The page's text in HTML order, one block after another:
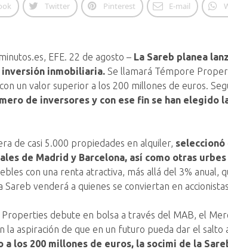
Twitter Pinterest E-mail
EFE. 22 de agosto – La Sareb planea
inversión inmobiliaria. Se llamará Témpore
un valor superior a los 200 millones de euros.
de inversores y con ese fin se han elegido
de casi 5.000 propiedades en alquiler, seleccionó
de Madrid y Barcelona, así como otras
con una renta atractiva, más allá del 3% anual,
venderá a quienes se conviertan en
debute en bolsa a través del MAB, el
aspiración de que en un futuro pueda dar el
a los 200 millones de euros, la socimi de la